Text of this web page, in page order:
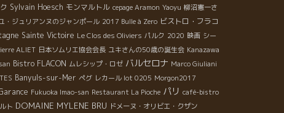
Sylvain Hoesch モンマルトル cepage Aramon Yaoyu 柳沼憲一さ
・ジュリアンヌのジャンポール 2017 Bulle à Zero ビストロ・フラコ
Sainte Victoire Le Clos des Oliviers パルク 2020 映画 シー
ALIET 日本ソムリエ協会会長 ユキさんの50歳の誕生会 Kanazawa
Bistro FLACON ムレシップ・ロゼ バルセロナ Marco Giuliani
Banyuls-sur-Mer ペグ レカール lot 0205 Morgon2017
Fukuoka Imao-san Restaurant La Pioche パリ café-bistro
ト DOMAINE MYLENE BRU ドメーヌ・オリビエ・クザン